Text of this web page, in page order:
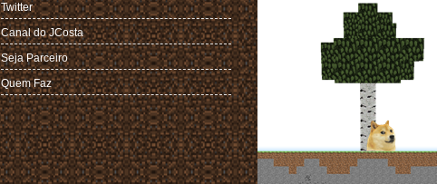
Twitter
Canal do JCosta
Seja Parceiro
Quem Faz